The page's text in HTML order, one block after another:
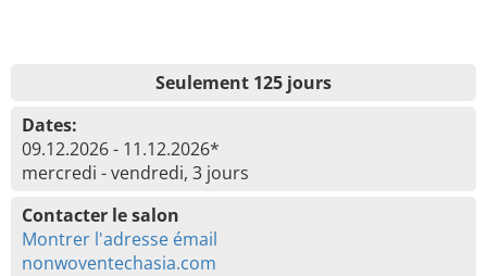
Seulement 125 jours
Dates:
09.12.2026 - 11.12.2026*
mercredi - vendredi, 3 jours
Contacter le salon
Montrer l'adresse émail
nonwoventechasia.com